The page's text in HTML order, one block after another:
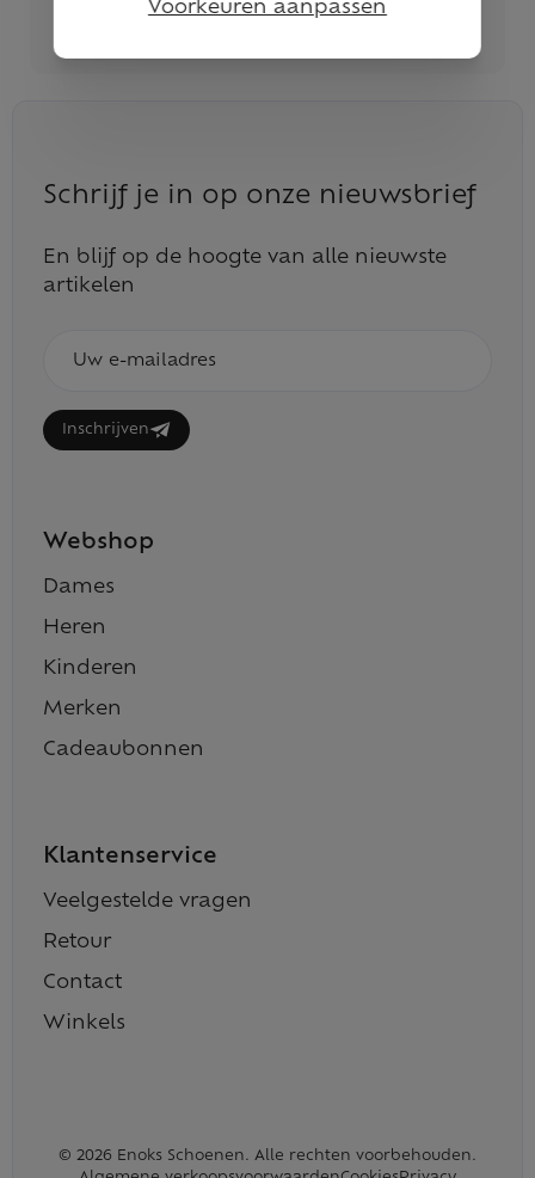
Bezoek onze fysieke winkels
Schrijf je in op onze nieuwsbrief
En blijf op de hoogte van alle nieuwste
artikelen
mailadres
Inschrijven
Webshop
Dames
Heren
Kinderen
Merken
Cadeaubonnen
Klantenservice
Veelgestelde vragen
Retour
Contact
Winkels
© 2026 Enoks Schoenen. Alle rechten voorbehouden.
Voorkeuren aanpassen